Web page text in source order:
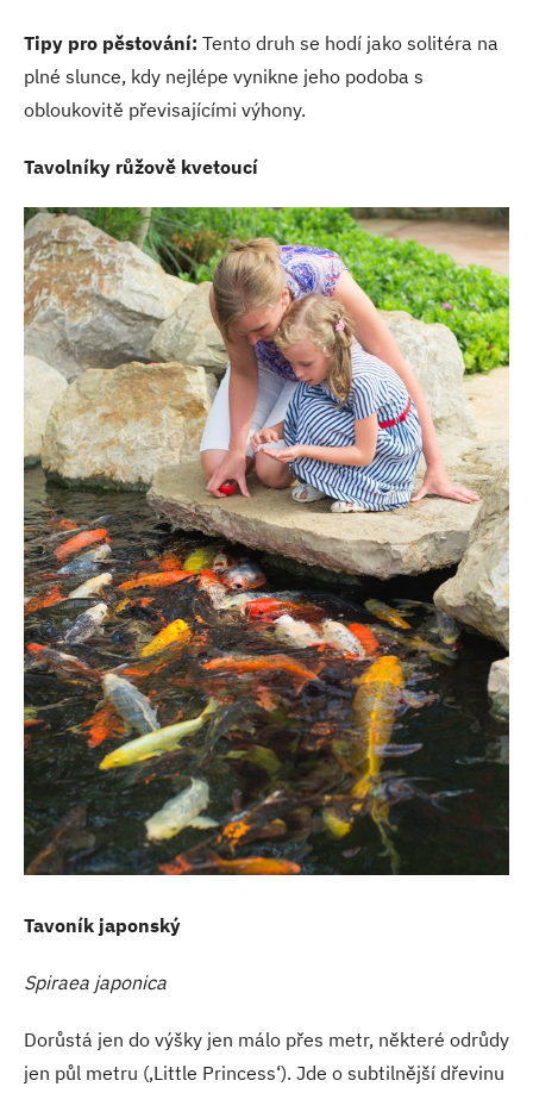
Tipy pro pěstování: Tento druh se hodí jako solitéra na
plné slunce, kdy nejlépe vynikne jeho podoba s
obloukovitě převisajícími výhony.
Tavolníky růžově kvetoucí
Tavoník japonský
Spiraea japonica
Dorůstá jen do výšky jen málo přes metr, některé odrůdy
jen půl metru (‚Little Princess‘). Jde o subtilnější dřevinu